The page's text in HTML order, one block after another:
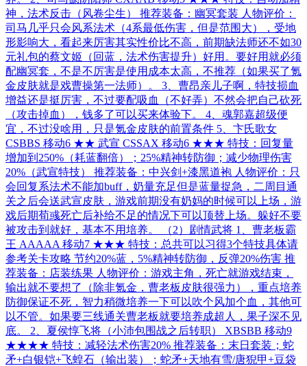
神，法术反击（风卷尘生） 推荐装备：幽冥套装 人物评价：
司马几乎只会风系法术（4系最低伤害，但是范围大），受地
形影响大，看起来厉害其实性价比不高，前期缺法师还不如30
元礼包的蔡文姬（回蓝，法术伤害提升）好用。要好用就必须
配幽冥套，不是不厉害是使用成本太高，不推荐（如果买了氪
金皮肤就是戏曹操第一法师）。 3、曹昂亲儿子啊，特技损血
增益还是挺厉害，不过要配吸血（不好弄）不然会把自己砍死
（攻击掉血），钱多了可以买来体验下。 4、魂郭嘉超级便
宜，不过没啥用，只是氪金皮肤的前置条件 5、卞氏歌女
CSBBS 移动6 ★★ 武宣 CSSAX 移动6 ★★★ 特技：回复量
增加到250%（耗蓝翻倍）；25%精神转防御；减少物理伤害
20%（武宣特技） 推荐装备：中兴剑+漆黑道袍 人物评价：只
会回复系法术不能加buff，奶量充足但是蓝量捉急，二周目通
关之后会送武宣皮肤，游戏前期没有奶妈的时候可以上场，游
戏后期荀彧死亡后补给不足的情况下可以顶替上场。躲好不要
被攻击到就好，基本不用培养。 （2）剧情武将 1、曹老板霸
王 AAAAA 移动7 ★★★ 特技：总共可以习得3个特技具体请
参考关卡攻略 节约20%蓝，5%精神转防御，反弹20%伤害 推
荐装备：店装练果 人物评价：游戏主角，死亡就游戏结束，
输出就不要想了（除非氪金，曹老板皮肤很强力），重点培养
防御保证不死，智力稍微培养一下可以吹个风加个血，其他可
以不管。如果要三线通关曹老板就要培养成超人，果子深不见
底。 2、夏侯惇飞将（小沛包围战之后转职） XBSBB 移动9
★★★★ 特技：减轻法术伤害20% 推荐装备：末日套装；蛇
矛+白银铠+飞蝗石（输出装）；蛇矛+天地有雪/唐猊甲+豆袋